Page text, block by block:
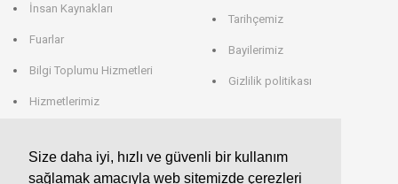
Size daha iyi, hızlı ve güvenli bir kullanım
sağlamak amacıyla web sitemizde çerezleri
İnsan Kaynakları
Fuarlar
Bilgi Toplumu Hizmetleri
Hizmetlerimiz
Tarihçemiz
Bayilerimiz
Gizlilik politikası